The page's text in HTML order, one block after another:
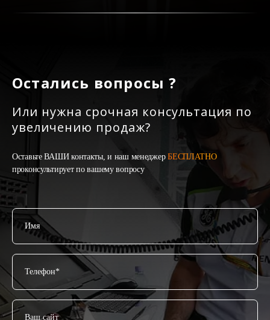
Остались вопросы ?
Или нужна срочная консультация по
увеличению продаж?
Оставьте ВАШИ контакты, и наш менеджерБЕСПЛАТНО
проконсультирует по вашему вопросу